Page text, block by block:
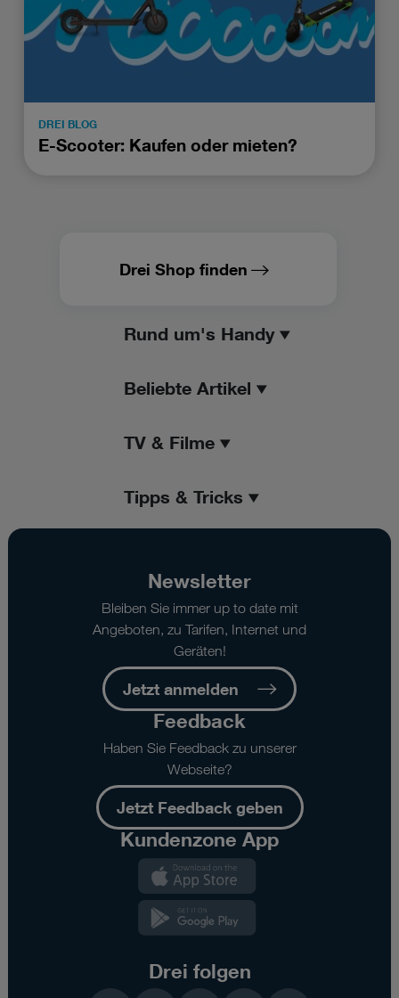
DREI BLOG
E-Scooter: Kaufen oder mieten?
Drei Shop finden
Rund um's Handy
Beliebte Artikel
TV & Filme
Tipps & Tricks
Newsletter
Bleiben Sie immer up to date mit
Angeboten, zu Tarifen, Internet und
Geräten!
Jetzt anmelden
Feedback
Haben Sie Feedback zu unserer
Webseite?
Jetzt Feedback geben
Kundenzone App
Drei folgen